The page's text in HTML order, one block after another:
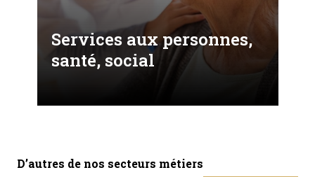
Services aux personnes,
santé, social
D’autres de nos secteurs métiers